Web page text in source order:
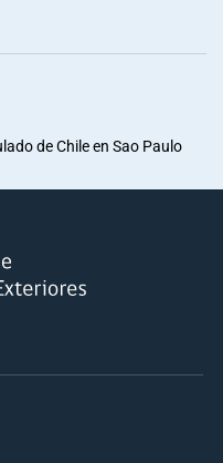
de Chile en Sao Paulo